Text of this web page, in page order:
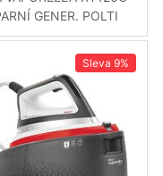
GENER. POLTI
Sleva 9%